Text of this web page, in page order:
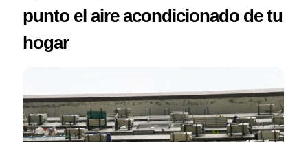
punto el aire acondicionado de tu
hogar